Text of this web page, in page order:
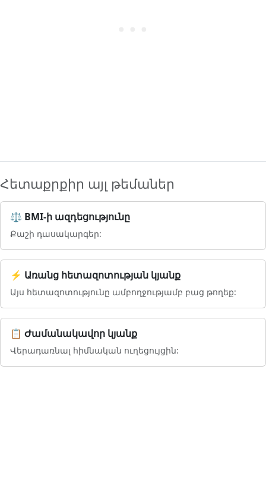
Հետաքրքիր այլ թեմաներ
⚖️ BMI-ի ազդեցությունը
Քաշի դասակարգեր:
⚡ Առանց հետազոտության կյանք
Այս հետազոտությունը ամբողջությամբ բաց թողեք:
📋 Ժամանակավոր կյանք
Վերադառնալ հիմնական ուղեցույցին: